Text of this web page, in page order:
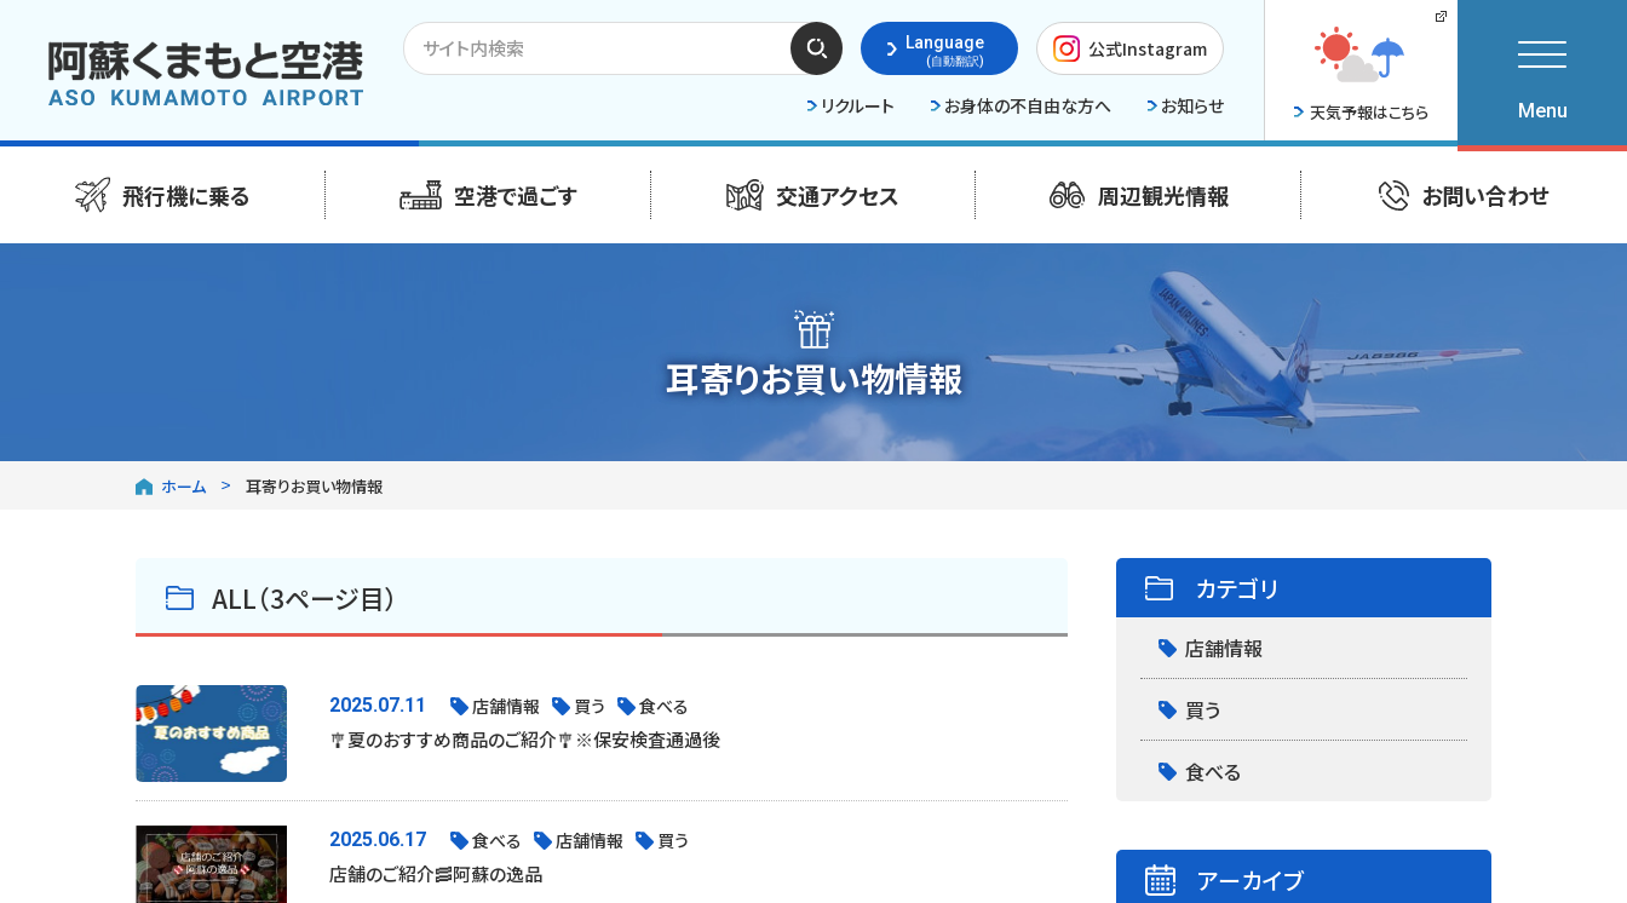
検索
する
Language
(自動翻訳)
公式Instagram
リクルート お身体の不自由な方へ お知らせ 天気予報はこちら
飛行機に乗る 空港で過ごす 交通アクセス 周辺観光情報 お問い合わせ
耳寄りお買い物情報
ホーム 耳寄りお買い物情報
ALL（3ページ目）
2025.07.11 店舗情報 買う 食べる
🎐夏のおすすめ商品のご紹介🎐※保安検査通過後
2025.06.17 食べる 店舗情報 買う
店舗のご紹介🥓阿蘇の逸品
カテゴリ
店舗情報
買う
食べる
アーカイブ